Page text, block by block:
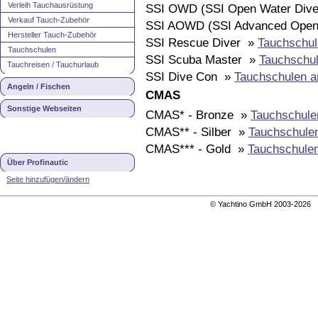
Verleih Tauchausrüstung
Verkauf Tauch-Zubehör
Hersteller Tauch-Zubehör
Tauchschulen
Tauchreisen / Tauchurlaub
Angeln / Fischen
Sonstige Webseiten
Über Profinautic
Seite hinzufügen/ändern
SSI OWD (SSI Open Water
SSI AOWD (SSI Advanced
SSI Rescue Diver »
SSI Scuba Master »
SSI Dive Con » Tauchschulen
CMAS
CMAS* - Bronze »
CMAS** - Silber »
CMAS*** - Gold »
© Yachtino GmbH 2003-